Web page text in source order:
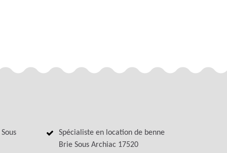
Spécialiste en location de benne
Brie Sous Archiac 17520